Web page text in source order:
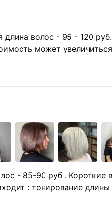
волос - 95 - 120
может
- 85-90 руб . Короткие
: тонирование